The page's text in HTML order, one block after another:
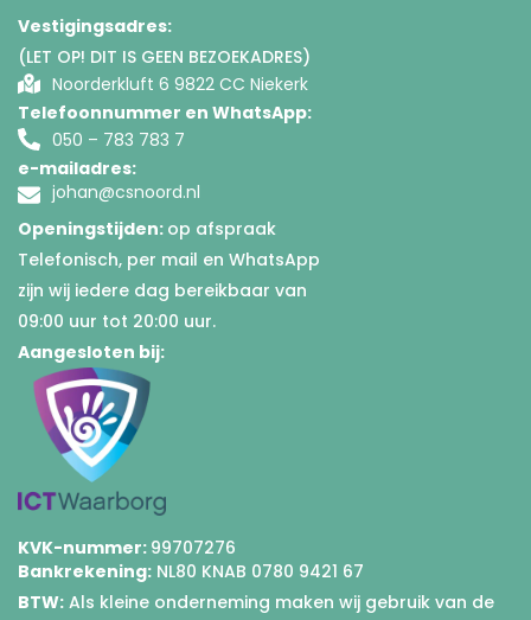
Vestigingsadres:
(LET OP! DIT IS GEEN BEZOEKADRES)
Noorderkluft 6 9822 CC Niekerk
Telefoonnummer en WhatsApp:
050 – 783 783 7
e-mailadres:
johan@csnoord.nl
Openingstijden: op afspraak
Telefonisch, per mail en WhatsApp
zijn wij iedere dag bereikbaar van
09:00 uur tot 20:00 uur.
Aangesloten bij:
KVK-nummer: 99707276
Bankrekening: NL80 KNAB 0780 9421 67
BTW: Als kleine onderneming maken wij gebruik van de